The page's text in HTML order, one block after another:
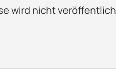
wird nicht